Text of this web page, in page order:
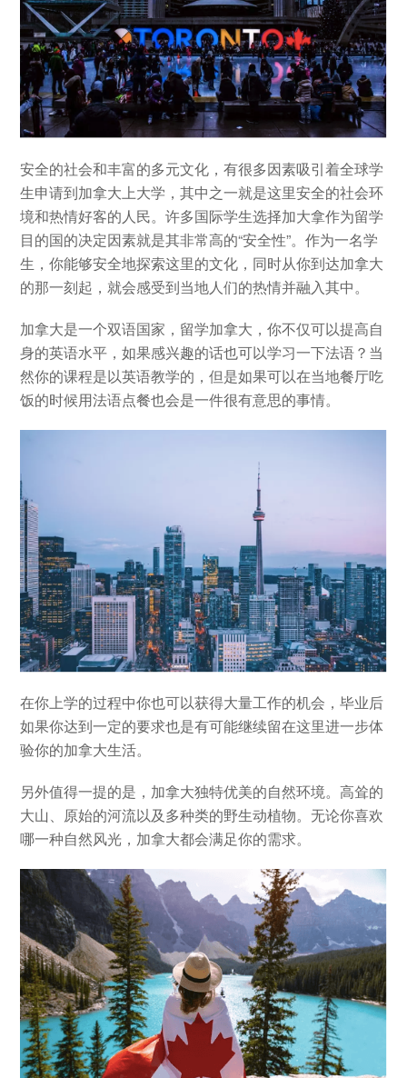
安全的社会和丰富的多元文化，有很多因素吸引着全球学
生申请到加拿大上大学，其中之一就是这里安全的社会环
境和热情好客的人民。许多国际学生选择加大拿作为留学
目的国的决定因素就是其非常高的“安全性”。作为一名学
生，你能够安全地探索这里的文化，同时从你到达加拿大
的那一刻起，就会感受到当地人们的热情并融入其中。
加拿大是一个双语国家，留学加拿大，你不仅可以提高自
身的英语水平，如果感兴趣的话也可以学习一下法语？当
然你的课程是以英语教学的，但是如果可以在当地餐厅吃
饭的时候用法语点餐也会是一件很有意思的事情。
在你上学的过程中你也可以获得大量工作的机会，毕业后
如果你达到一定的要求也是有可能继续留在这里进一步体
验你的加拿大生活。
另外值得一提的是，加拿大独特优美的自然环境。高耸的
大山、原始的河流以及多种类的野生动植物。无论你喜欢
哪一种自然风光，加拿大都会满足你的需求。